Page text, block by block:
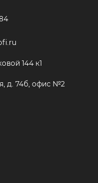
144 к1
д. 74б, офис №2